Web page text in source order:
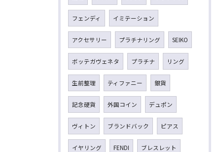
フェンディ イミテーション
アクセサリー プラチナリング SEIKO
ボッテガヴェネタ プラチナ リング
生前整理 ティファニー 銀貨
記念硬貨 外国コイン デュポン
ヴィトン ブランドバック ピアス
イヤリング FENDI ブレスレット